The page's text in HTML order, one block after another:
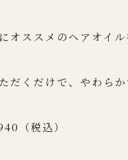
オススメのヘアオイル
だくだけで、やわら
（税込）